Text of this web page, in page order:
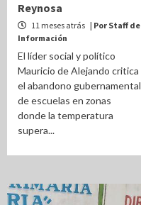
Reynosa
11 meses atrás | Por Staff de
Información
El líder social y político
Mauricio de Alejando critica
el abandono gubernamental
de escuelas en zonas
donde la temperatura
supera...